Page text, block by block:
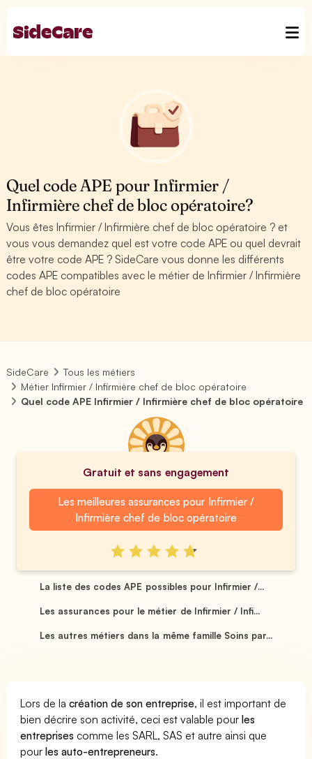
Quel code APE pour Infirmier /
Infirmière chef de bloc opératoire?
Vous êtes Infirmier / Infirmière chef de bloc opératoire ? et
vous vous demandez quel est votre code APE ou quel devrait
être votre code APE ? SideCare vous donne les différents
codes APE compatibles avec le métier de Infirmier / Infirmière
chef de bloc opératoire
SideCare
Tous les métiers
Métier Infirmier / Infirmière chef de bloc opératoire
Quel code APE Infirmier / Infirmière chef de bloc opératoire
Gratuit et sans engagement
Les meilleures assurances pour Infirmier /
Infirmière chef de bloc opératoire
La liste des codes APE possibles pour Infirmier /...
Les assurances pour le métier de Infirmier / Infi...
Les autres métiers dans la même famille Soins par...
Lors de lacréation de son entreprise, il est important de
bien décrire son activité, ceci est valable pourles
entreprises comme les SARL, SAS et autre ainsi que
pourles auto-entrepreneurs.